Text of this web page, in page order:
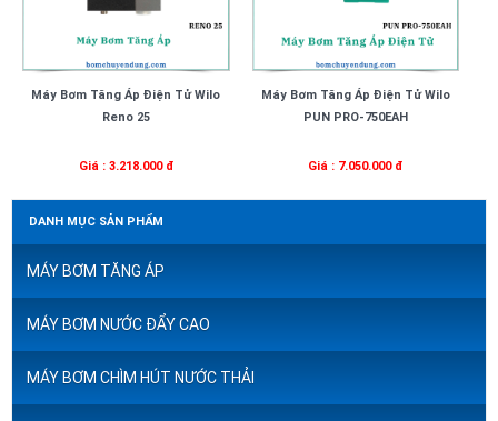
Máy Bơm Tăng Áp Điện Tử Wilo
Reno 25
Giá : 3.218.000 đ
Máy Bơm Tăng Áp Điện Tử Wilo
PUN PRO-750EAH
Giá : 7.050.000 đ
DANH MỤC SẢN PHẨM
MÁY BƠM TĂNG ÁP
MÁY BƠM NƯỚC ĐẨY CAO
MÁY BƠM CHÌM HÚT NƯỚC THẢI